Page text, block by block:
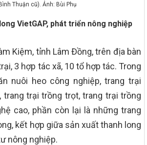
Thuận cũ). Ảnh: Bùi Phụ
VietGAP, phát triển nông nghiệp
Kiệm, tỉnh Lâm Đồng, trên địa bàn
3 hợp tác xã, 10 tổ hợp tác. Trong
nuôi heo công nghiệp, trang trại
trang trại trồng trọt, trang trại trồng
cao, phần còn lại là những trang
kết hợp giữa sản xuất thanh long
nông nghiệp.